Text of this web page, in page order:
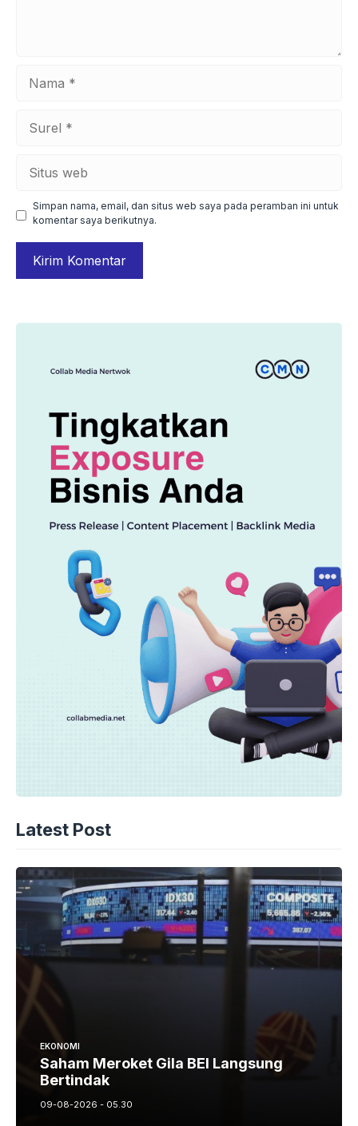
web
Simpan nama, email, dan situs web saya pada peramban ini untuk
komentar saya berikutnya.
Latest Post
EKONOMI
Saham Meroket Gila BEI Langsung
Bertindak
09-08-2026 - 05.30